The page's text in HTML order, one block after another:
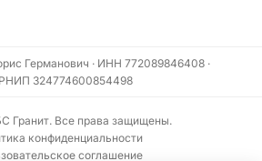
Германович · ИНН 772089846408 ·
324774600854498
Гранит. Все права защищены.
конфиденциальности
соглашение